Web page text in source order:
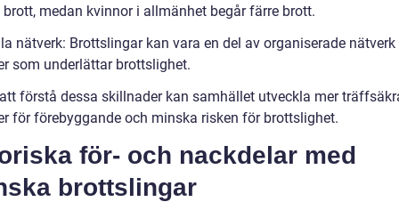
brott, medan kvinnor i allmänhet begår färre brott.
nätverk: Brottslingar kan vara en del av organiserade nätverk
som underlättar brottslighet.
förstå dessa skillnader kan samhället utveckla mer
för förebyggande och minska risken för brottslighet.
för- och nackdelar med
brottslingar